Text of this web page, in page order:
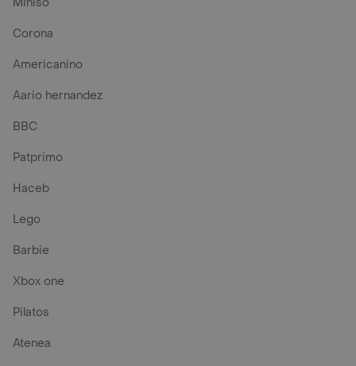
Corona
Americanino
Aario hernandez
BBC
Patprimo
Haceb
Lego
Barbie
Xbox one
Pilatos
Atenea